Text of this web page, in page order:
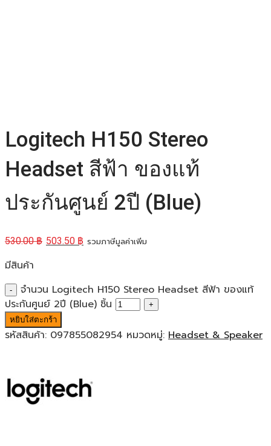
Logitech H150 Stereo
Headset สีฟ้า ของแท้
ประกันศูนย์ 2ปี (Blue)
530.00฿ 503.50 ฿ รวมภาษีมูลค่าเพิ่ม
มีสินค้า
จำนวน Logitech H150 Stereo Headset สีฟ้า ของแท้
ประกันศูนย์ 2ปี (Blue) ชิ้น
หยิบใส่ตะกร้า
รหัสสินค้า: 097855082954 หมวดหมู่: Headset & Speaker